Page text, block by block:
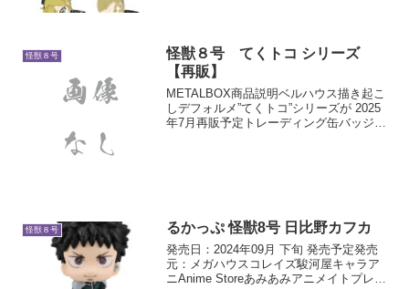
全6種類...
怪獣８号
怪獣８号 てくトコ シリーズ
【再販】
METALBOX商品説明ベルハウス描き起こ
しデフォルメ”てくトコ”シリーズが 2025
年7月再販予定トレーディング缶バッジ
怪獣８号 るかっぷ 怪獣8号 日比野カフカ
発売日：2024年09月 下旬 発売予定発売
元：メガハウスコレイズ駿河屋キャラア
ニAnime Storeあみあみアニメイトプレミ